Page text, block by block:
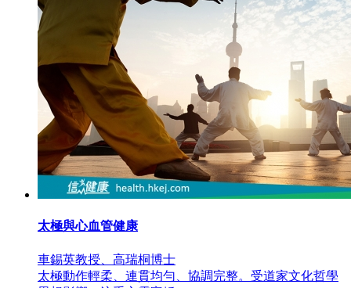
太極與心血管健康
車錫英教授、高瑞桐博士
太極動作輕柔、連貫均勻、協調完整。受道家文化哲學